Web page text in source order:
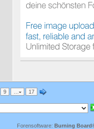
9 17
Forensoftware: Burning